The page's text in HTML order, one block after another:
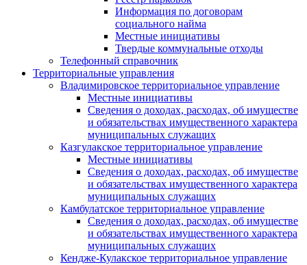
Информация по договорам
социального найма
Местные инициативы
Твердые коммунальные отходы
Телефонный справочник
Территориальные управления
Владимировское территориальное управление
Местные инициативы
Сведения о доходах, расходах, об имуществе
и обязательствах имущественного характера
муниципальных служащих
Казгулакское территориальное управление
Местные инициативы
Сведения о доходах, расходах, об имуществе
и обязательствах имущественного характера
муниципальных служащих
Камбулатское территориальное управление
Сведения о доходах, расходах, об имуществе
и обязательствах имущественного характера
муниципальных служащих
Кендже-Кулакское территориальное управление